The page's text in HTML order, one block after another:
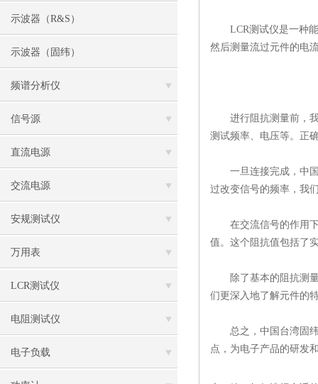
示波器（R&S）
示波器（固纬）
频谱分析仪
信号源
直流电源
交流电源
安规测试仪
万用表
LCR测试仪
电阻测试仪
电子负载
LCR测试仪是一种能
然后测量流过元件的电
进行阻抗测量前，我
测试频率、电压等。正
一旦连接完成，中国
过改变信号的频率，我
在交流信号的作用下
值。这个阻抗值包括了
除了基本的阻抗测量
们更深入地了解元件的
总之，中国台湾固纬
点，为电子产品的研发